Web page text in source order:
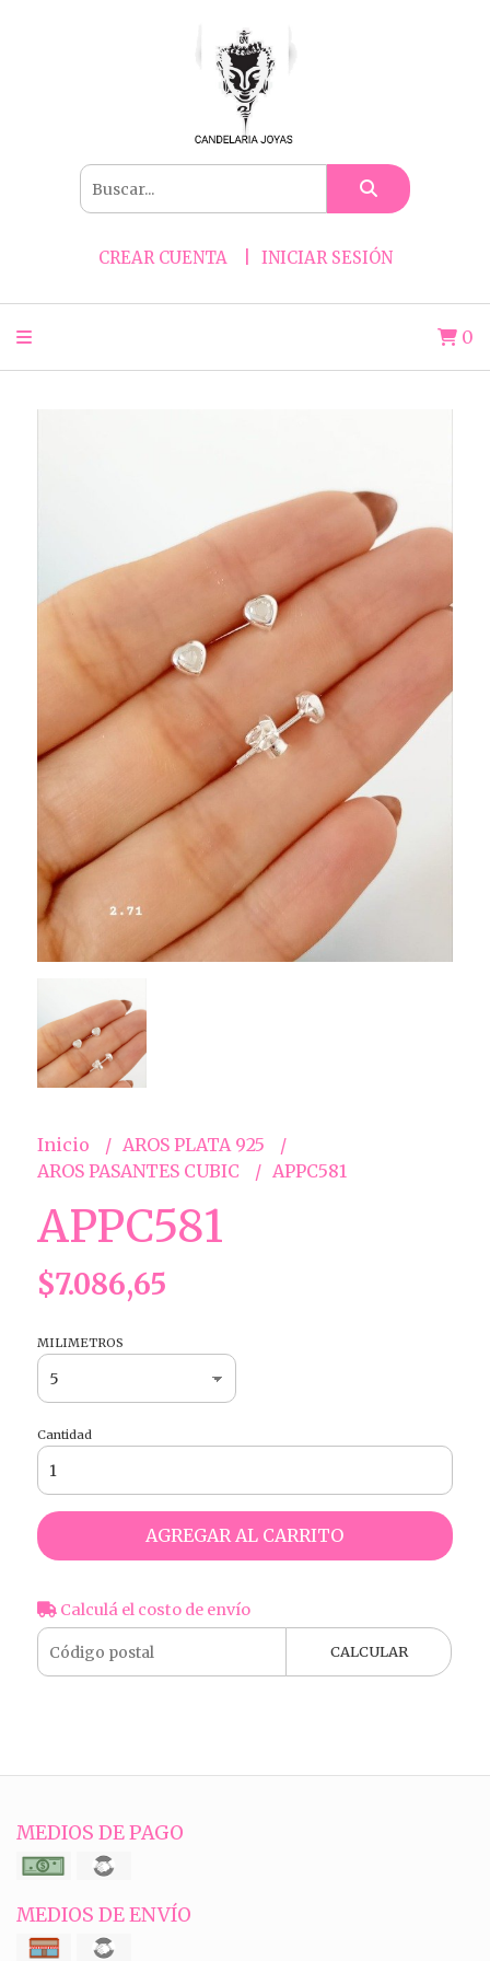
CREAR CUENTA INICIAR SESIÓN
0
Inicio
AROS PLATA 925
AROS PASANTES CUBIC
APPC581
APPC581
$7.086,65
MILIMETROS
Cantidad
AGREGAR AL CARRITO
Calculá el costo de envío
CALCULAR
MEDIOS DE PAGO
MEDIOS DE ENVÍO